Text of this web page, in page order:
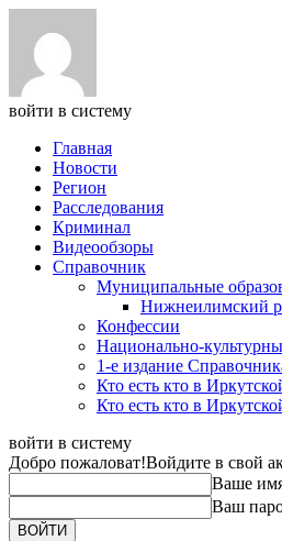
войти в систему
Главная
Новости
Регион
Расследования
Криминал
Видеообзоры
Справочник
Муниципальные
Нижнеилимский
Конфессии
Национально-
1-е издание
Кто есть кто в
Кто есть кто в
войти в систему
Добро пожаловат!Войдите в свой
Ваше
Ваш